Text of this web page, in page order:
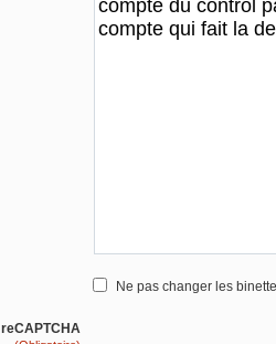
Ne pas changer les
reCAPTCHA